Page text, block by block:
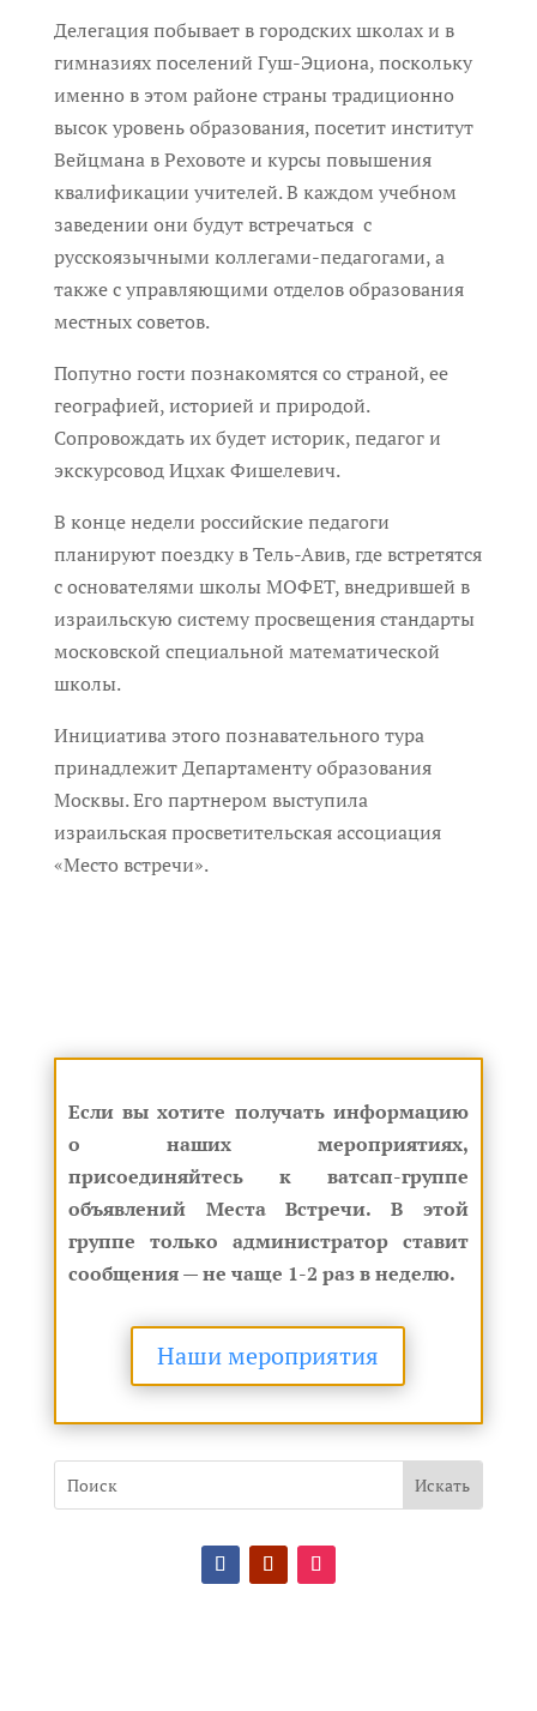
Делегация побывает в городских школах и в
гимназиях поселений Гуш-Эциона, поскольку
именно в этом районе страны традиционно
высок уровень образования, посетит институт
Вейцмана в Реховоте и курсы повышения
квалификации учителей. В каждом учебном
заведении они будут встречаться с
русскоязычными коллегами-педагогами, а
также с управляющими отделов образования
местных советов.
Попутно гости познакомятся со страной, ее
географией, историей и природой.
Сопровождать их будет историк, педагог и
экскурсовод Ицхак Фишелевич.
В конце недели российские педагоги
планируют поездку в Тель-Авив, где встретятся
с основателями школы МОФЕТ, внедрившей в
израильскую систему просвещения стандарты
московской специальной математической
школы.
Инициатива этого познавательного тура
принадлежит Департаменту образования
Москвы. Его партнером выступила
израильская просветительская ассоциация
«Место встречи».
Если вы хотите получать информацию
о наших мероприятиях,
присоединяйтесь к ватсап-группе
объявлений Места Встречи. В этой
группе только администратор ставит
сообщения — не чаще 1-2 раз в неделю.
Наши мероприятия